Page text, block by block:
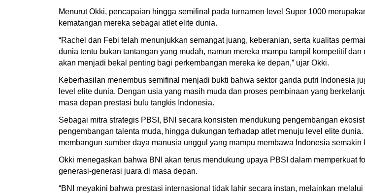
Menurut Okki, pencapaian hingga semifinal pada turnamen level Super 1000
kematangan mereka sebagai atlet elite dunia.
“Rachel dan Febi telah menunjukkan semangat juang, keberanian, serta kualitas
dunia tentu bukan tantangan yang mudah, namun mereka mampu tampil kompetitif
akan menjadi bekal penting bagi perkembangan mereka ke depan,” ujar Okki.
Keberhasilan menembus semifinal menjadi bukti bahwa sektor ganda putri Indonesia
level elite dunia. Dengan usia yang masih muda dan proses pembinaan yang
masa depan prestasi bulu tangkis Indonesia.
Sebagai mitra strategis PBSI, BNI secara konsisten mendukung pengembangan
pengembangan talenta muda, hingga dukungan terhadap atlet menuju level elite
membangun sumber daya manusia unggul yang mampu membawa Indonesia semakin
Okki menegaskan bahwa BNI akan terus mendukung upaya PBSI dalam memperkuat
generasi-generasi juara di masa depan.
“BNI meyakini bahwa prestasi internasional tidak lahir secara instan, melainkan